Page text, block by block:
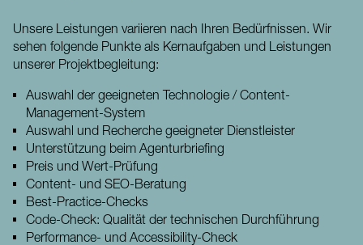
Unsere Leistungen variieren nach Ihren Bedürfnissen. Wir
sehen folgende Punkte als Kernaufgaben und Leistungen
unserer Projektbegleitung:
Auswahl der geeigneten Technologie / Content-
Management-System
Auswahl und Recherche geeigneter Dienstleister
Unterstützung beim Agenturbriefing
Preis und Wert-Prüfung
Content- und SEO-Beratung
Best-Practice-Checks
Code-Check: Qualität der technischen Durchführung
Performance- und Accessibility-Check